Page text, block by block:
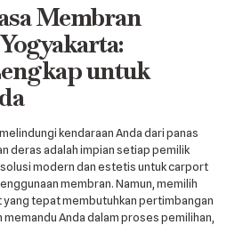
Membran
untuk
kendaraan Anda dari panas
deras adalah impian setiap pemilik
modern dan estetis untuk carport
membran. Namun, memilih
tepat membutuhkan pertimbangan
memandu Anda dalam proses pemilihan,